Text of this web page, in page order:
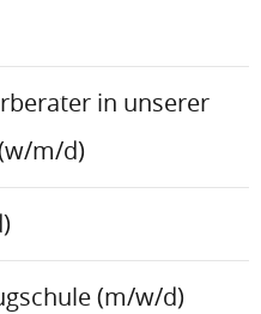
in unserer
m/d)
(m/w/d)